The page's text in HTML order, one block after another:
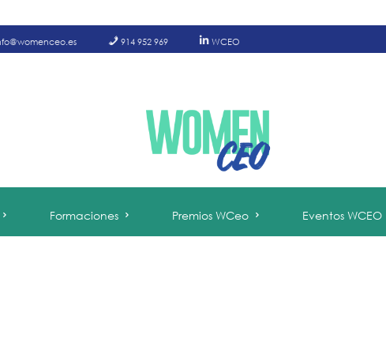
914 952 969 WCEO
Formaciones Premios WCeo Eventos WCEO